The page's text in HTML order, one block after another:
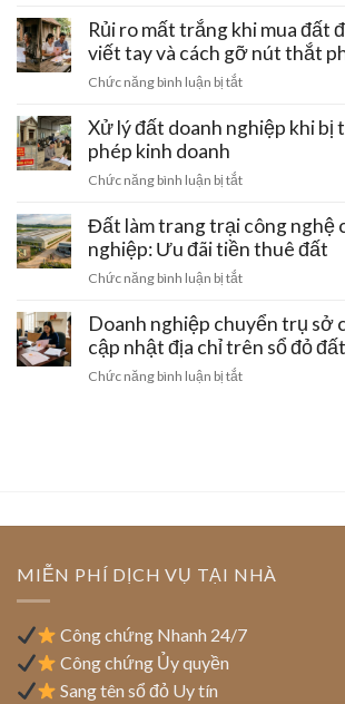
đầu
tư
chế
xây
dựng
bị
lấn
bảo
vệ
lợi
hoạt
thuộc
các
tập
cũ
Hà
Nội:
Thủ
tục
đất
Rủi ro mất trắng khi mua đất
viết tay và cách gỡ nút thắt
Chức năng bình luận bị tắtở
ro
khi
đất
đai
viết
tay
và
cách
Xử lý đất doanh nghiệp khi bị
phép kinh doanh
Chức năng bình luận bị tắtở
lý
đất
nghiệp
bị
thu
Đất làm trang trại công nghệ
nghiệp: Ưu đãi tiền thuê đất
Chức năng bình luận bị tắtở
làm
trang
công
đãi
thuê
Doanh nghiệp chuyển trụ sở
cập nhật địa chỉ trên sổ đỏ đất
Chức năng bình luận bị tắtở
Thủ
nhật
chỉ
MIỄN PHÍ DỊCH VỤ TẠI NHÀ
Công chứng Nhanh 24/7
Công chứng Ủy quyền
Sang tên sổ đỏ Uy tín